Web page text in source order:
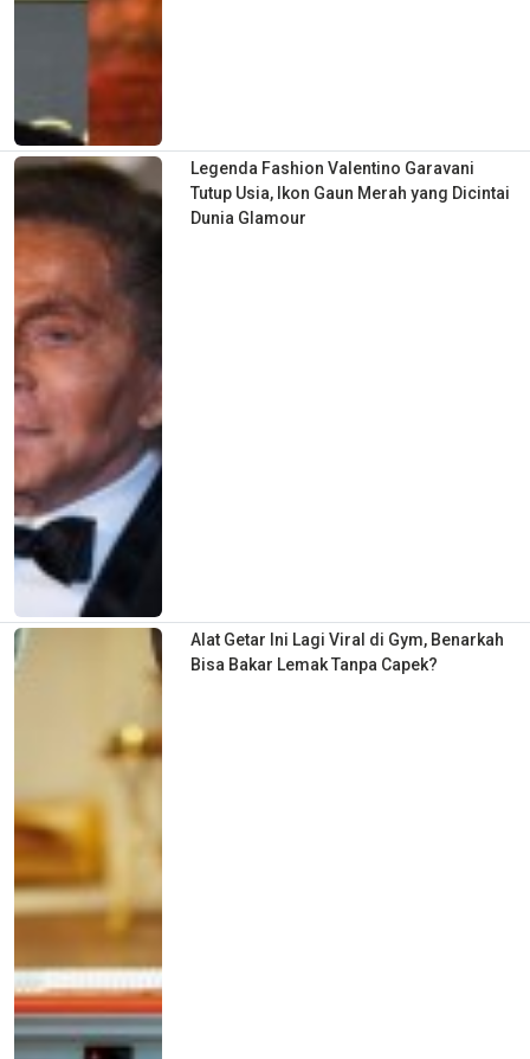
Legenda Fashion Valentino Garavani
Tutup Usia, Ikon Gaun Merah yang Dicintai
Dunia Glamour
Alat Getar Ini Lagi Viral di Gym, Benarkah
Bisa Bakar Lemak Tanpa Capek?